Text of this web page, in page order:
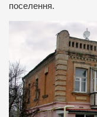
поселення.